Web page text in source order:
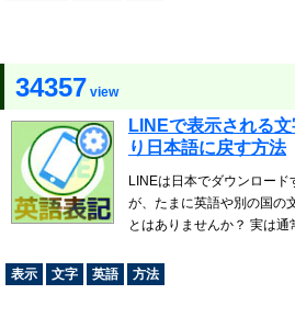
34357 view
LINEで表示される
り日本語に戻す方法
LINEは日本でダウンロー
が、たまに英語や別の国の
とはありませんか？ 実は
表示
文字 英語 方法